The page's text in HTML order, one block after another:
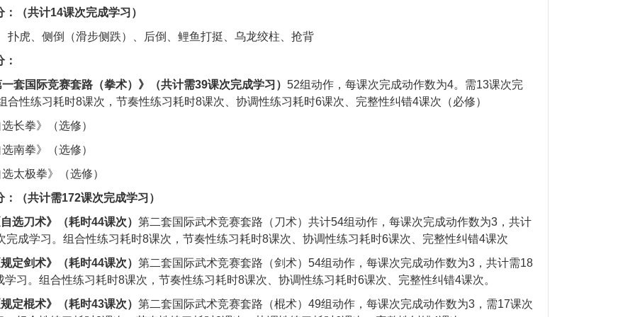
：（共计14课次完成学习）
扑虎、侧倒（滑步侧跌）、后倒、鲤鱼打挺、乌龙绞柱、抢背
套国际竞赛套路（拳术）》（共计需39课次完成学习）52组动作，每课次完成动作数为4。需13课次完
合性练习耗时8课次，节奏性练习耗时8课次、协调性练习耗时6课次、完整性纠错4课次（必修）
长拳》（选修）
南拳》（选修）
太极拳》（选修）
：（共计需172课次完成学习）
选刀术》（耗时44课次）第二套国际武术竞赛套路（刀术）共计54组动作，每课次完成动作数为3 ，共计
完成学习。 组合性练习耗时8课次，节奏性练习耗时8课次、协调性练习耗时6课次、完整性纠错4课次
定剑术》（耗时44课次）第二套国际武术竞赛套路（剑术）54组动作，每课次完成动作数为3 ，共计需18
习。 组合性练习耗时8课次，节奏性练习耗时8课次、协调性练习耗时6课次、完整性纠错4课次。
定棍术》（耗时43课次）第二套国际武术竞赛套路（棍术）49组动作，每课次完成动作数为3 ，需17课次